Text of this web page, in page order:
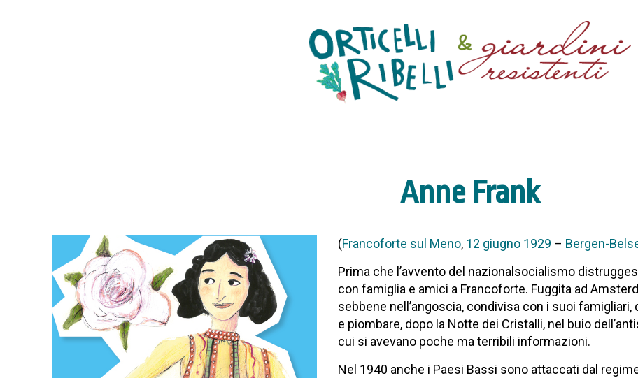
Anne Frank
(Francoforte sul Meno, 12 giugno 1929 – Bergen-
Prima che l’avvento del nazionalsocialismo
con famiglia e amici a Francoforte. Fuggita ad
sebbene nell’angoscia, condivisa con i suoi
e piombare, dopo la Notte dei Cristalli, nel buio
cui si avevano poche ma terribili informazioni.
Nel 1940 anche i Paesi Bassi sono attaccati dal